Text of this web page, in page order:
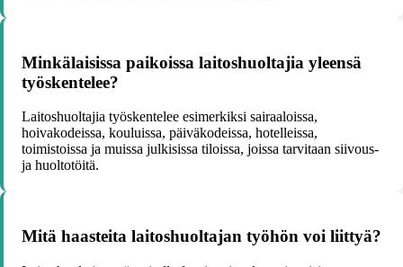
Minkälaisissa paikoissa laitoshuoltajia yleensä
työskentelee?
Laitoshuoltajia työskentelee esimerkiksi sairaaloissa,
hoivakodeissa, kouluissa, päiväkodeissa, hotelleissa,
toimistoissa ja muissa julkisissa tiloissa, joissa tarvitaan siivous-
ja huoltotöitä.
Mitä haasteita laitoshuoltajan työhön voi liittyä?